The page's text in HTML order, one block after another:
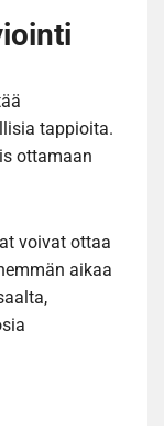
tappioita.
ottamaan
voivat ottaa
aikaa